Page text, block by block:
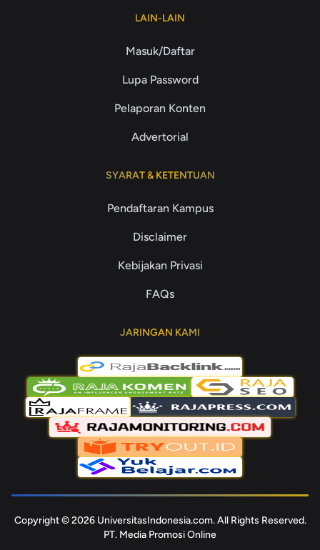
LAIN-LAIN
Masuk/Daftar
Lupa Password
Pelaporan Konten
Advertorial
SYARAT & KETENTUAN
Pendaftaran Kampus
Disclaimer
Kebijakan Privasi
FAQs
JARINGAN KAMI
Copyright © 2026 UniversitasIndonesia.com. All Rights Reserved.
PT. Media Promosi Online